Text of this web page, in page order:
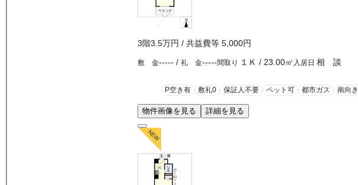
3階3.5万円 / 共益費等 5,000円
敷 金----- / 礼 金-----間取り １Ｋ / 23.00㎡ 入居日 相 談
P空き有 敷礼0 保証人不要 ペット可 都市ガス 南向き
物件画像を見る 詳細を見る